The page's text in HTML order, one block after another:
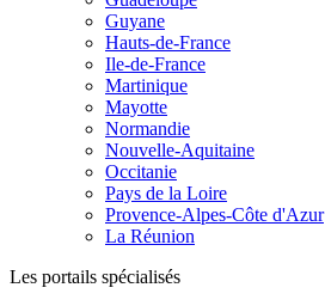
Guyane
Hauts-de-France
Ile-de-France
Martinique
Mayotte
Normandie
Nouvelle-Aquitaine
Occitanie
Pays de la Loire
Provence-Alpes-Côte d'Azur
La Réunion
Les portails spécialisés